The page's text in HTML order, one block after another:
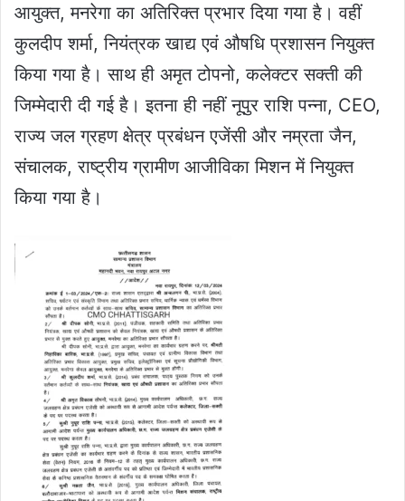
आयुक्त, मनरेगा का अतिरिक्त प्रभार दिया गया है। वहीं
कुलदीप शर्मा, नियंत्रक खाद्य एवं औषधि प्रशासन नियुक्त
किया गया है। साथ ही अमृत टोपनो, कलेक्टर सक्ती की
जिम्मेदारी दी गई है। इतना ही नहीं नूपुर राशि पन्ना, CEO,
राज्य जल ग्रहण क्षेत्र प्रबंधन एजेंसी और नम्रता जैन,
संचालक, राष्ट्रीय ग्रामीण आजीविका मिशन में नियुक्त
किया गया है।